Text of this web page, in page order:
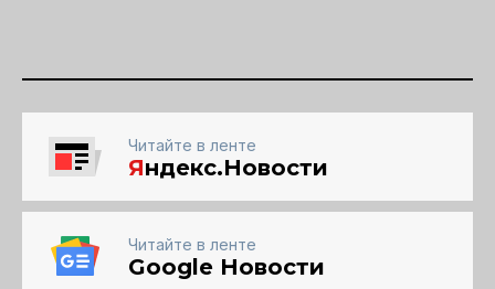
Читайте в ленте
Яндекс.Новости
Читайте в ленте
Google Новости